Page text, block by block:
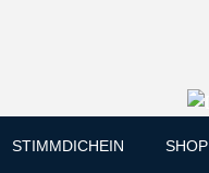
STIMMDICHEIN SHOP